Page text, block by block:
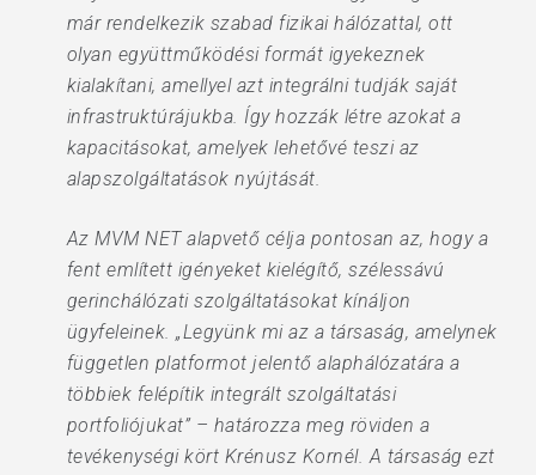
már rendelkezik szabad fizikai hálózattal, ott
olyan együttműködési formát igyekeznek
kialakítani, amellyel azt integrálni tudják saját
infrastruktúrájukba. Így hozzák létre azokat a
kapacitásokat, amelyek lehetővé teszi az
alapszolgáltatások nyújtását.
Az MVM NET alapvető célja pontosan az, hogy a
fent említett igényeket kielégítő, szélessávú
gerinchálózati szolgáltatásokat kínáljon
ügyfeleinek. „Legyünk mi az a társaság, amelynek
független platformot jelentő alaphálózatára a
többiek felépítik integrált szolgáltatási
portfoliójukat” – határozza meg röviden a
tevékenységi kört Krénusz Kornél. A társaság ezt